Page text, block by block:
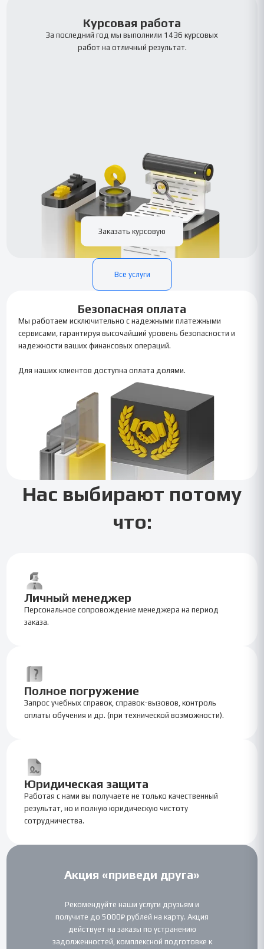
Курсовая работа
За последний год мы выполнили 1436 курсовых
работ на отличный результат.
Заказать курсовую
Все услуги
Безопасная оплата
Мы работаем исключительно с надежными платежными
сервисами, гарантируя высочайший уровень безопасности и
надежности ваших финансовых операций.
Для наших клиентов доступна оплата долями.
Нас выбирают потому
что:
Личный менеджер
Персональное сопровождение менеджера на период
заказа.
Полное погружение
Запрос учебных справок, справок-вызовов, контроль
оплаты обучения и др. (при технической возможности).
Юридическая защита
Работая с нами вы получаете не только качественный
результат, но и полную юридическую чистоту
сотрудничества.
Акция «приведи друга»
Рекомендуйте наши услуги друзьям и
получите до 5000₽ рублей на карту. Акция
действует на заказы по устранению
задолженностей, комплексной подготовке к